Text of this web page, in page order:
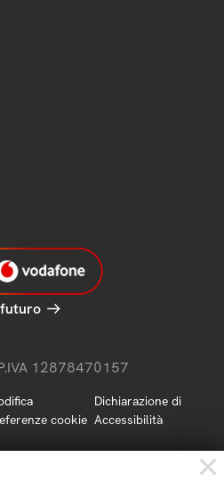
12878470157
cookie
Dichiarazione di
Accessibilità